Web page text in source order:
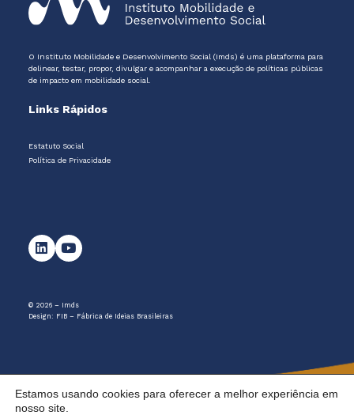
O Instituto Mobilidade e Desenvolvimento Social (Imds) é uma plataforma para
delinear, testar, propor, divulgar e acompanhar a execução de políticas públicas
de impacto em mobilidade social.
Links Rápidos
Estatuto Social
Política de Privacidade
© 2026 – Imds
Design: FIB – Fábrica de Ideias Brasileiras
Estamos usando cookies para oferecer a melhor experiência em
nosso site.